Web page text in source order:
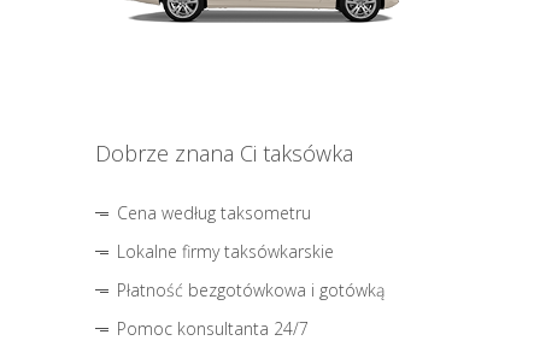
Dobrze znana Ci taksówka
Cena według taksometru
Lokalne firmy taksówkarskie
Płatność bezgotówkowa i gotówką
Pomoc konsultanta 24/7